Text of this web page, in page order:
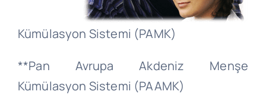
Kümülasyon Sistemi (PAMK)
**Pan Avrupa Akdeniz Menşe
Kümülasyon Sistemi (PAAMK)